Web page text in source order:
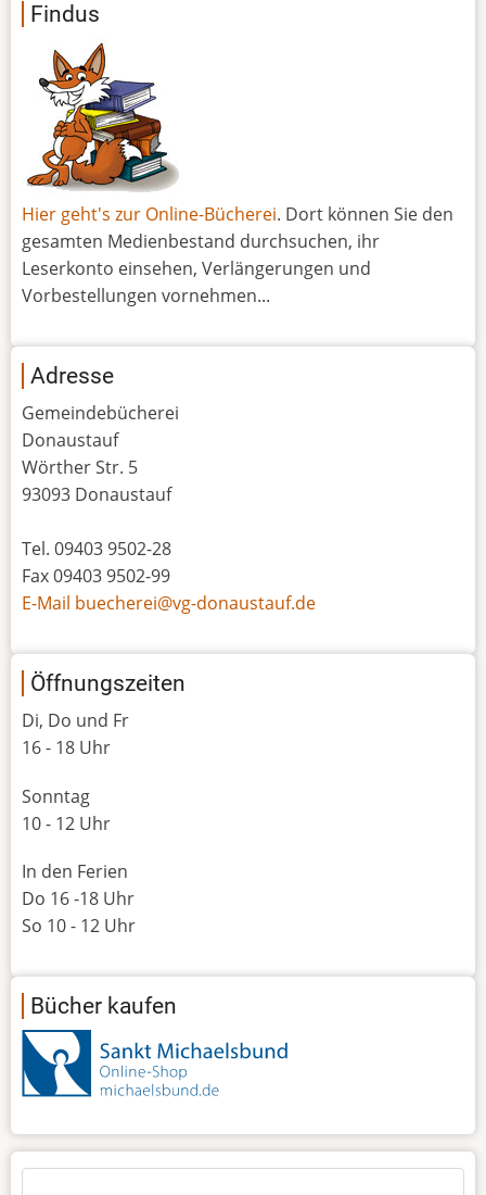
Findus
Hier geht's zur Online-Bücherei. Dort können Sie den
gesamten Medienbestand durchsuchen, ihr
Leserkonto einsehen, Verlängerungen und
Vorbestellungen vornehmen...
Adresse
Gemeindebücherei
Donaustauf
Wörther Str. 5
93093 Donaustauf
Tel. 09403 9502-28
Fax 09403 9502-99
E-Mail buecherei@vg-donaustauf.de
Öffnungszeiten
Di, Do und Fr
16 - 18 Uhr
Sonntag
10 - 12 Uhr
In den Ferien
Do 16 -18 Uhr
So 10 - 12 Uhr
Bücher kaufen